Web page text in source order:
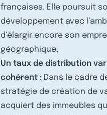
françaises. Elle poursuit
développement avec
d’élargir encore son
géographique.
Un taux de distribution
cohérent : Dans le cadre
stratégie de création de
acquiert des immeubles